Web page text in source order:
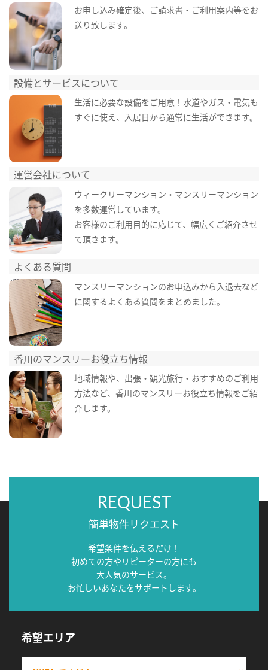
お申し込み確定後、ご請求書・ご利用案内等をお
送り致します。
設備とサービスについて
生活に必要な設備をご用意！水道やガス・電気も
すぐに使え、入居日から通常に生活ができます。
運営会社について
ウィークリーマンション・マンスリーマンション
を多数運営しています。
お客様のご利用目的に応じて、幅広くご紹介させ
て頂きます。
よくある質問
マンスリーマンションのお申込みから入退去など
に関するよくある質問をまとめました。
香川のマンスリーお役立ち情報
地域情報や、出張・観光旅行・おすすめのご利用
方法など、香川のマンスリーお役立ち情報をご紹
介します。
REQUEST
簡単物件リクエスト
希望条件を伝えるだけ！
初めての方やリピーターの方にも
大人気のサービス。
お忙しいあなたをサポートします。
希望エリア